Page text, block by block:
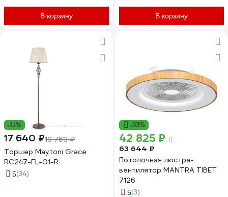
В корзину В корзину
-11%
17 640 ₽19 769 ₽
Торшер Maytoni Grace
RC247-FL-01-R
5(34)
-33%
42 825 ₽
63 644 ₽
Потолочная люстра-
вентилятор MANTRA TIBET
7126
5(3)